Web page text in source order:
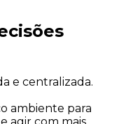
e centralizada.
ambiente para
agir com mais